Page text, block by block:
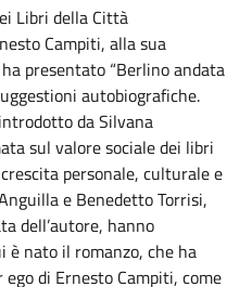
Libri della Città
Campiti, alla sua
presentato “Berlino andata
autobiografiche.
da Silvana
sul valore sociale dei libri
personale, culturale e
e Benedetto Torrisi,
dell’autore, hanno
nato il romanzo, che ha
di Ernesto Campiti, come